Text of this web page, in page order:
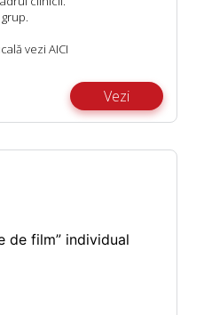
vezi AICI
Vezi